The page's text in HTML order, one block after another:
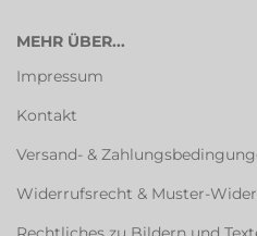
MEHR ÜBER...
Impressum
Kontakt
Versand- &
Widerrufsrecht & Muster-